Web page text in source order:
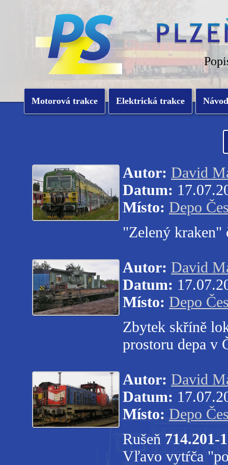
Motorová trakce Elektrická trakce
Autor: David
Datum:
Místo: Depo
"Zelený kraken"
Autor: David
Datum:
Místo: Depo
Zbytek skříně
prostoru depa v
Autor: David
Datum:
Místo: Depo
Rušeň 714.201-1
Vľavo vytŕča